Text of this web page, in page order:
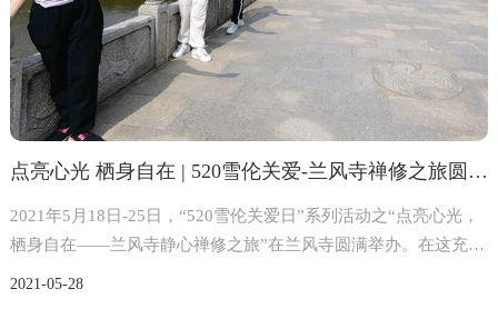
点亮心光 栖身自在 | 520雪伦关爱-兰风寺禅修之旅圆满举办
2021年5月18日-25日，“520雪伦关爱日”系列活动之“点亮心光，
栖身自在——兰风寺静心禅修之旅”在兰风寺圆满举办。在这充满
28
2021-05